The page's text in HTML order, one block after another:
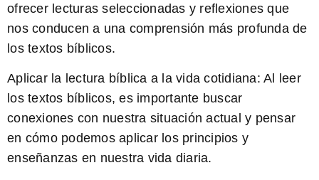
ofrecer lecturas seleccionadas y reflexiones que
nos conducen a una comprensión más profunda de
los textos bíblicos.
Aplicar la lectura bíblica a la vida cotidiana: Al leer
los textos bíblicos, es importante buscar
conexiones con nuestra situación actual y pensar
en cómo podemos aplicar los principios y
enseñanzas en nuestra vida diaria.